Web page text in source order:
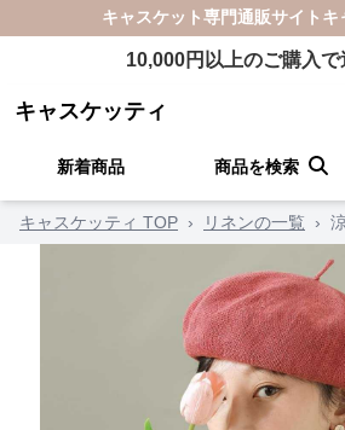
キャスケット専門通販サイト キ
10,000円以上のご購入で
キャスケッティ
新着商品 商品を検索
キャスケッティ TOP › リネンの一覧 ›